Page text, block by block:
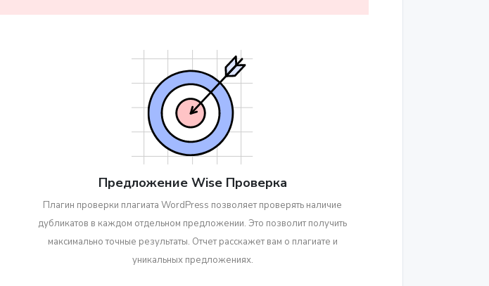
Предложение Wise Проверка
Плагин проверки плагиата WordPress позволяет проверять наличие
дубликатов в каждом отдельном предложении. Это позволит получить
максимально точные результаты. Отчет расскажет вам о плагиате и
уникальных предложениях.